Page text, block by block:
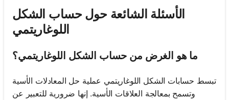
الأسئلة الشائعة حول حساب الشكل
اللوغاريتمي
ما هو الغرض من حساب الشكل اللوغاريتمي؟
تبسط حسابات الشكل اللوغاريتمي عملية حل المعادلات الأسية
وتسمح بمعالجة العلاقات الأسية. إنها ضرورية للتعبير عن